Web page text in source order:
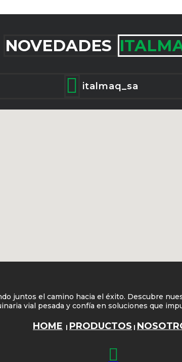
NOVEDADES
 italmaq_sa
juntos el camino hacia el éxito. Descubre
vial pesada y confía en soluciones que
HOME | PRODUCTOS |
